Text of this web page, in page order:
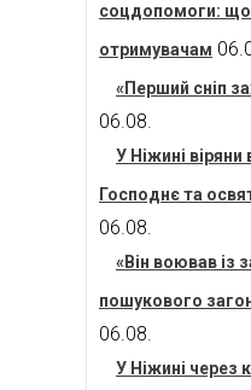
соцдопомоги: що
отримувачам
«Перший сніп
06.08.
У Ніжині
Господнє та
06.08.
«Він воював із
пошукового
06.08.
У Ніжині через